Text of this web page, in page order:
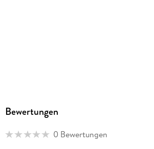
Bewertungen
0 Bewertungen